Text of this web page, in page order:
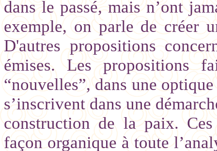
dans le passé, mais n’ont
exemple, on parle de créer
D'autres propositions
émises. Les propositions
“nouvelles”, dans une
s’inscrivent dans une
construction de la paix.
façon organique à toute